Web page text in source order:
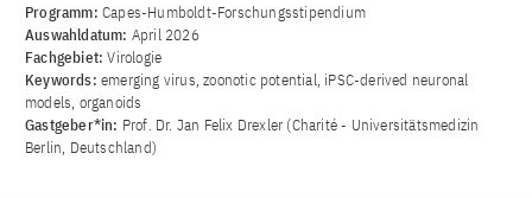
Programm: Capes-Humboldt-Forschungsstipendium
Auswahldatum: April 2026
Fachgebiet:Virologie
Keywords: emerging virus, zoonotic potential, iPSC-derived neuronal
models, organoids
Gastgeber*in: Prof. Dr. Jan Felix Drexler (Charité - Universitätsmedizin
Berlin, Deutschland)